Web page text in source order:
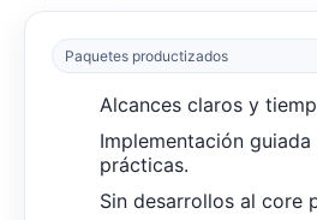
Paquetes productizados
Alcances claros y
Implementación
prácticas.
Sin desarrollos al core